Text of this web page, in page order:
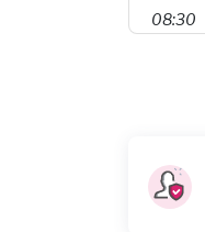
08:30